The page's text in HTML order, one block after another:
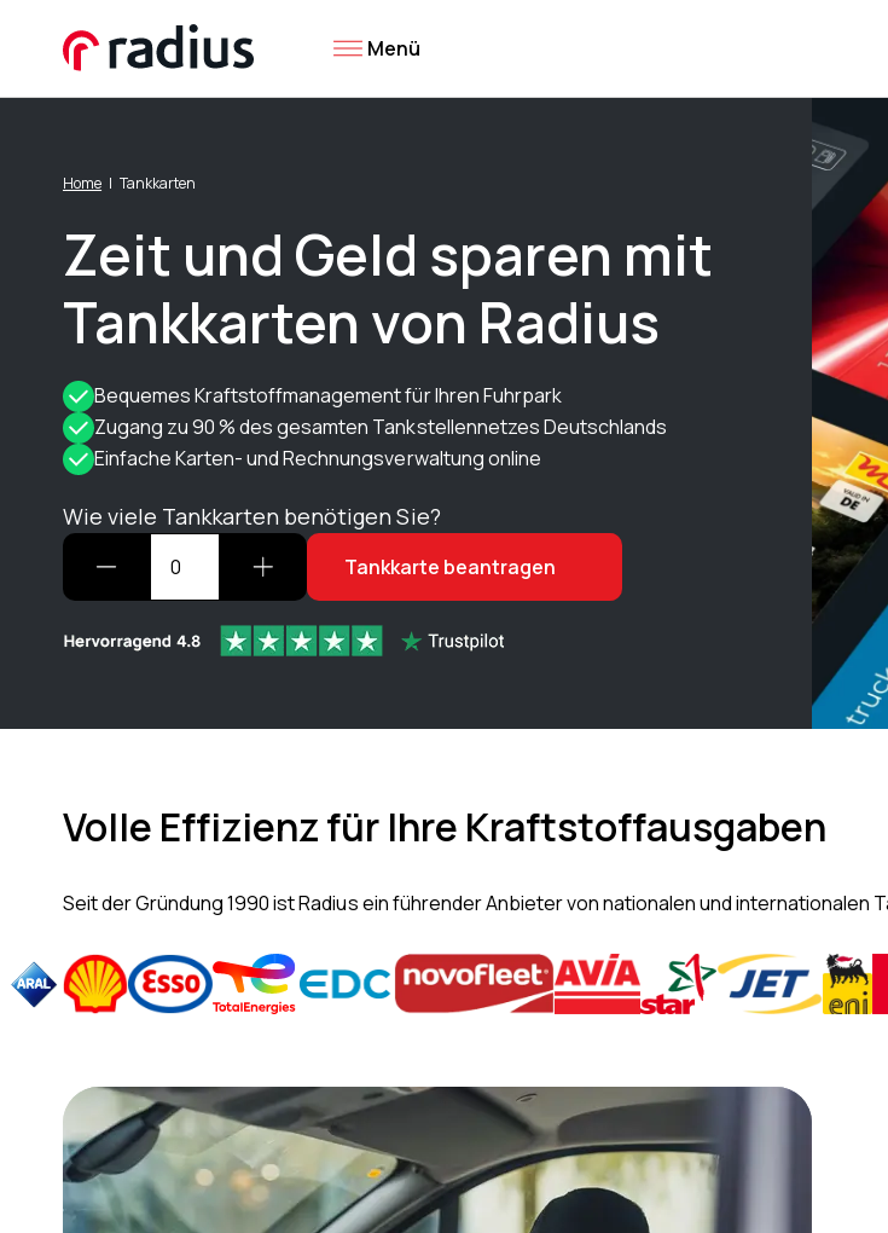
Menü
Home Tankkarten
Zeit und Geld sparen mit
Tankkarten von Radius
Bequemes Kraftstoffmanagement für Ihren Fuhrpark
Zugang zu 90 % des gesamten Tankstellennetzes Deutschlands
Einfache Karten- und Rechnungsverwaltung online
Wie viele Tankkarten benötigen Sie?
Tankkarte beantragen
Volle Effizienz für Ihre Kraftstoffausgaben
Seit der Gründung 1990 ist Radius ein führender Anbieter von nationalen und internationalen